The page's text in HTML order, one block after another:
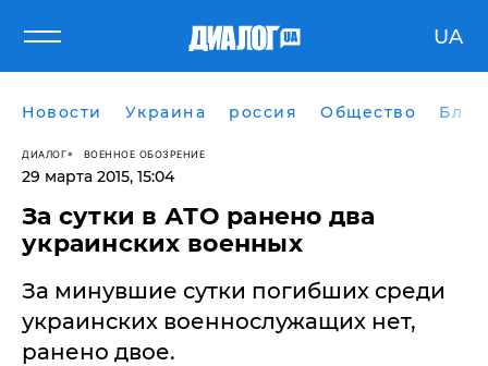
UA
Новости Украина россия Общество
ДИАЛОГ ВОЕННОЕ ОБОЗРЕНИЕ
29 марта 2015, 15:04
За сутки в АТО ранено два
украинских военных
За минувшие сутки погибших среди
украинских военнослужащих нет,
ранено двое.